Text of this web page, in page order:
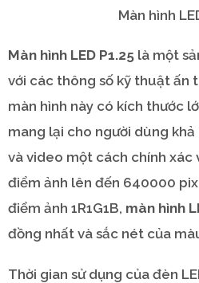
Màn hình
Màn hình LED P1.25 là một
với các thông số kỹ thuật ấn
màn hình này có kích thước
mang lại cho người dùng khả
và video một cách chính xác
điểm ảnh lên đến 640000
điểm ảnh 1R1G1B, màn hình
đồng nhất và sắc nét của
Thời gian sử dụng của đèn